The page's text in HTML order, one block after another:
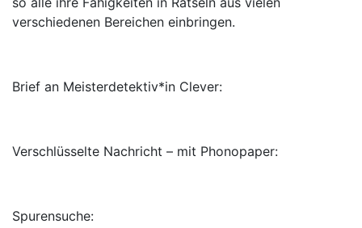
verschiedenen Bereichen einbringen.
Brief an Meisterdetektiv*in Clever:
Verschlüsselte Nachricht – mit Phonopaper:
Spurensuche: